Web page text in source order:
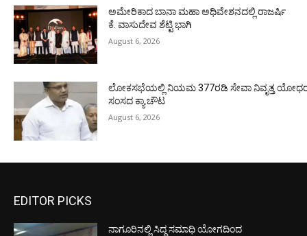
ಅಮೇರಿಕಾದ ಬಾನಾ ಮಹಾ ಅಧಿವೇಶನದಲ್ಲಿ ರಾಜರ್ಷಿ
ಕೆ. ವಾಸುದೇವ ಶೆಟ್ಟಿ ಭಾಗಿ
August 6, 2026
ಲೋಕಸಭೆಯಲ್ಲಿ ನಿಯಮ 377ರಡಿ ಸೇವಾ ನಿವೃತ್ತ
ಸಂಸದ ಕ್ಯಾ.ಚೌಟ
August 6, 2026
EDITOR PICKS
ನಾಗೂರಿನಲ್ಲಿ ಸಿದ್ಧ ಸಮಾಧಿ ಯೋಗದಿಂದ